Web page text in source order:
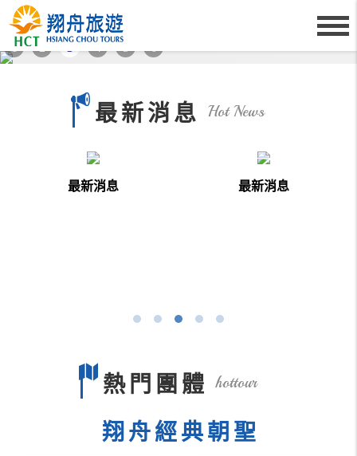
1
最新消息 Hot News
最新消息 最新消息
熱門團體 hottour
翔舟經典朝聖